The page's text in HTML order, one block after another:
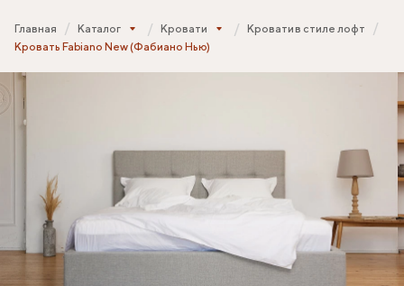
Главная Каталог Кровати
Кровати в стиле лофт
Кровать Fabiano New (Фабиано Нью)